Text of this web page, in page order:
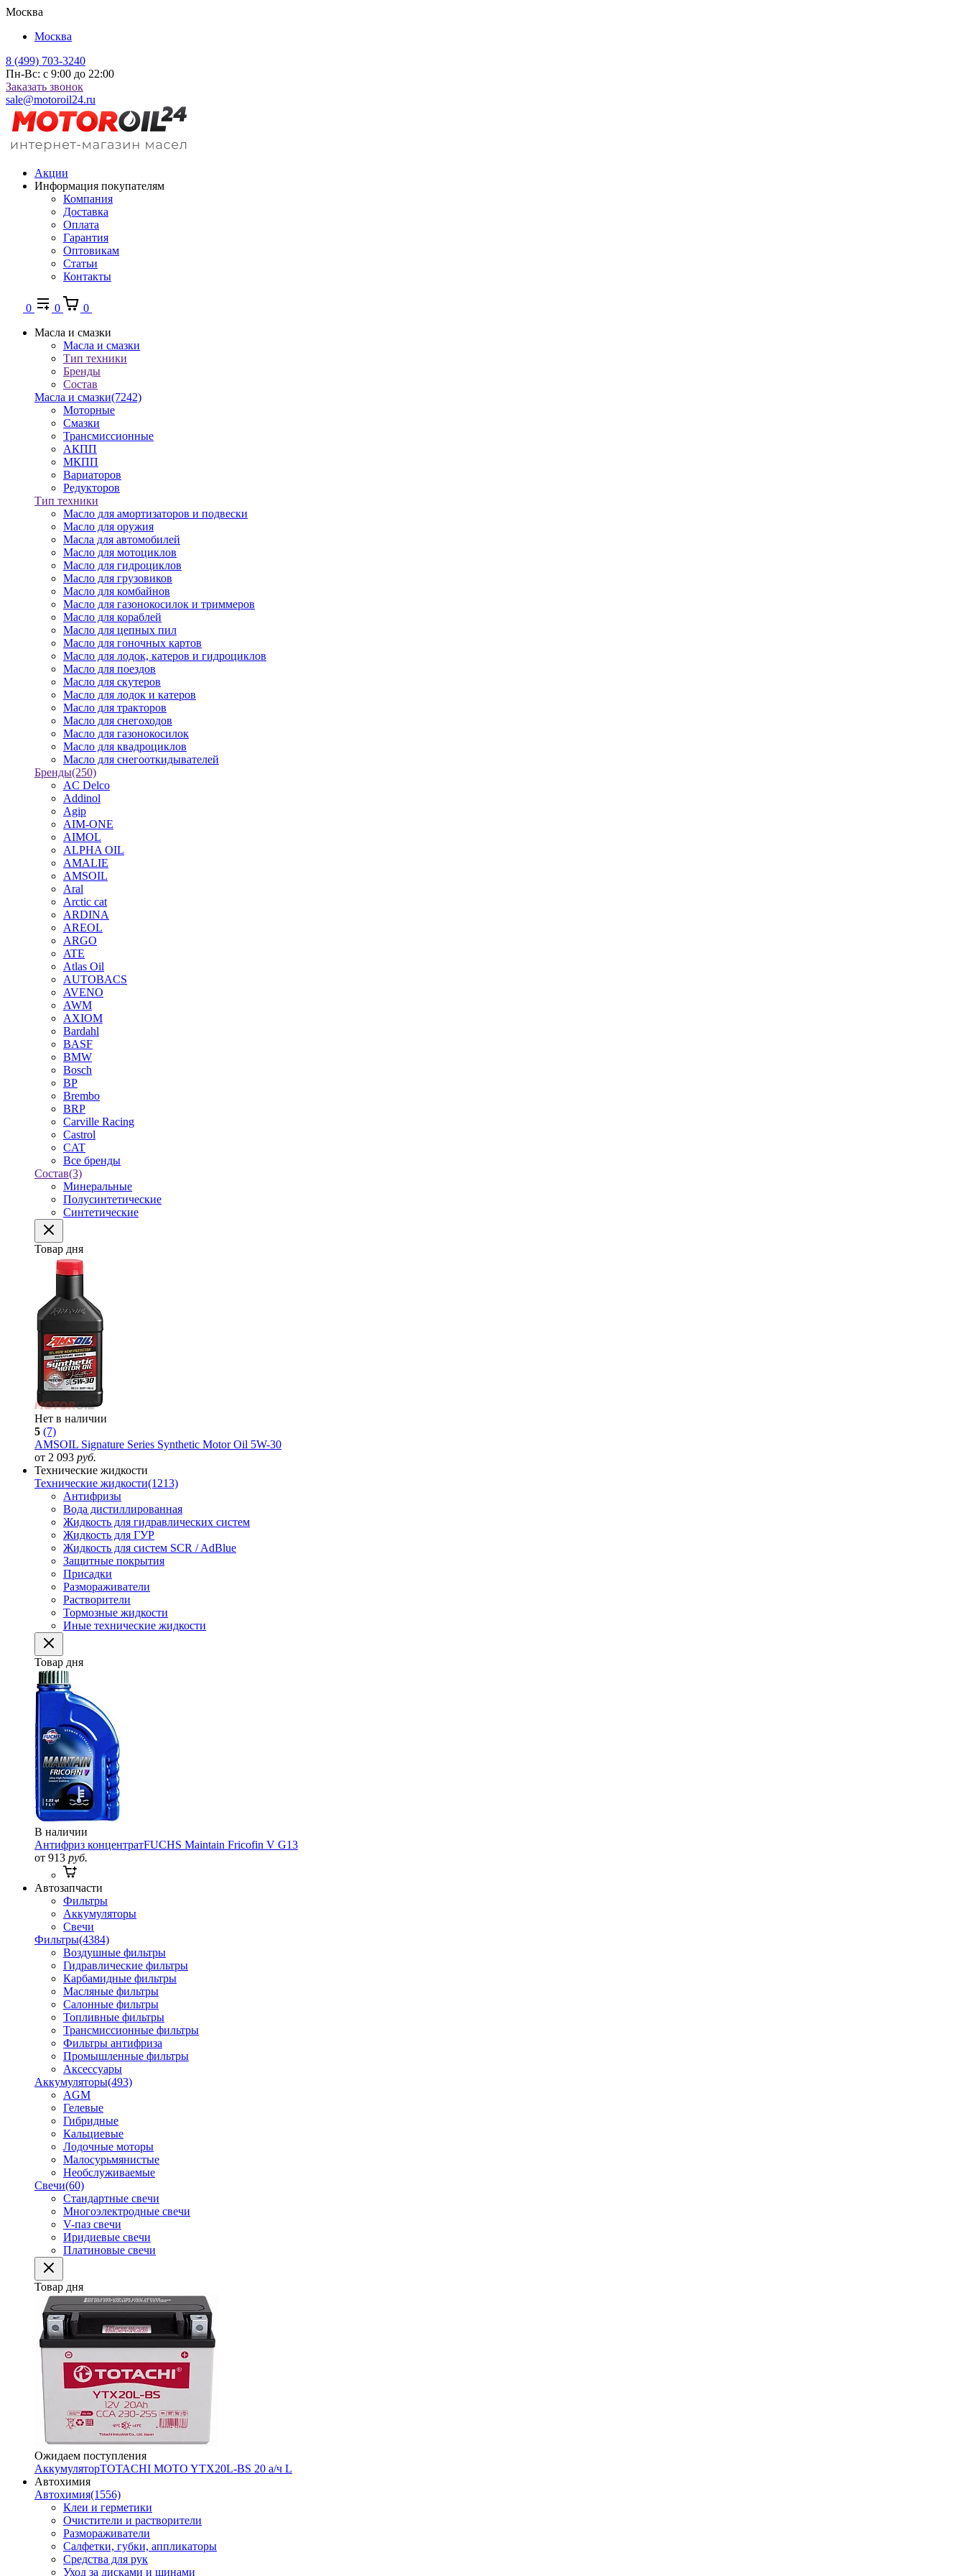
Москва
Москва
8 (499) 703-3240
Пн-Вс: с 9:00 до 22:00
Заказать звонок
sale@motoroil24.ru
Акции
Информация покупателям
Компания
Доставка
Оплата
Гарантия
Оптовикам
Статьи
Контакты
0 0
0
Масла и смазки
Масла и смазки
Тип техники
Бренды
Состав
Масла и смазки(7242)
Моторные
Смазки
Трансмиссионные
АКПП
МКПП
Вариаторов
Редукторов
Тип техники
Масло для амортизаторов и подвески
Масло для оружия
Масла для автомобилей
Масло для мотоциклов
Масло для гидроциклов
Масло для грузовиков
Масло для комбайнов
Масло для газонокосилок и триммеров
Масло для кораблей
Масло для цепных пил
Масло для гоночных картов
Масло для лодок, катеров и гидроциклов
Масло для поездов
Масло для скутеров
Масло для лодок и катеров
Масло для тракторов
Масло для снегоходов
Масло для газонокосилок
Масло для квадроциклов
Масло для снегооткидывателей
Бренды(250)
AC Delco
Addinol
Agip
AIM-ONE
AIMOL
ALPHA OIL
AMALIE
AMSOIL
Aral
Arctic cat
ARDINA
AREOL
ARGO
ATE
Atlas Oil
AUTOBACS
AVENO
AWM
AXIOM
Bardahl
BASF
BMW
Bosch
BP
Brembo
BRP
Carville Racing
Castrol
CAT
Все бренды
Состав(3)
Минеральные
Полусинтетические
Синтетические
Товар дня
Нет в наличии
5 (7)
AMSOIL Signature Series Synthetic Motor Oil 5W-30
от 2 093 руб.
Технические жидкости
Технические жидкости(1213)
Антифризы
Вода дистиллированная
Жидкость для гидравлических систем
Жидкость для ГУР
Жидкость для систем SCR / AdBlue
Защитные покрытия
Присадки
Размораживатели
Растворители
Тормозные жидкости
Иные технические жидкости
Товар дня
В наличии
Антифриз концентратFUCHS Maintain Fricofin V G13
от 913 руб.
Автозапчасти
Фильтры
Аккумуляторы
Свечи
Фильтры(4384)
Воздушные фильтры
Гидравлические фильтры
Карбамидные фильтры
Масляные фильтры
Салонные фильтры
Топливные фильтры
Трансмиссионные фильтры
Фильтры антифриза
Промышленные фильтры
Аксессуары
Аккумуляторы(493)
AGM
Гелевые
Гибридные
Кальциевые
Лодочные моторы
Малосурьмянистые
Необслуживаемые
Свечи(60)
Стандартные свечи
Многоэлектродные свечи
V-паз свечи
Иридиевые свечи
Платиновые свечи
Товар дня
Ожидаем поступления
АккумуляторTOTACHI MOTO YTX20L-BS 20 а/ч L
Автохимия
Автохимия(1556)
Клеи и герметики
Очистители и растворители
Размораживатели
Салфетки, губки, аппликаторы
Средства для рук
Уход за дисками и шинами